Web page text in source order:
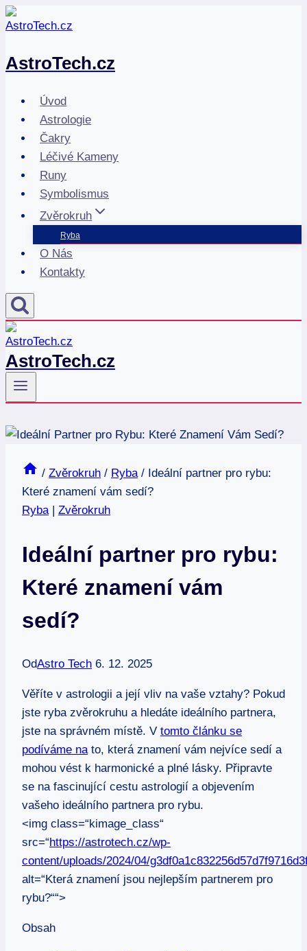
Přeskočit
na
AstroTech.cz
Úvod
Astrologie
Čakry
Léčivé Kameny
Runy
Symbolismus
Zvěrokruh
Ryba
O Nás
Kontakty
AstroTech.cz
/ Zvěrokruh / Ryba / Ideální partner pro rybu:
Které znamení vám sedí?
Ryba| Zvěrokruh
Ideální partner pro rybu:
Které znamení vám
sedí?
OdAstro Tech 6. 12. 2025
Věříte v astrologii a její vliv na vaše vztahy? Pokud
jste ryba zvěrokruhu a hledáte ideálního partnera,
jste na správném místě. V tomto článku se
podíváme nato, která znamení vám nejvíce sedí a
mohou vést k harmonické a plné lásky. Připravte
se na fascinující cestu astrologií a objevením
vašeho ideálního partnera pro rybu.
<img class=“kimage_class“
src=“https://astrotech.cz/wp-
content/uploads/2024/04/
alt=“Která znamení jsou nejlepším partnerem pro
rybu?““>
Obsah